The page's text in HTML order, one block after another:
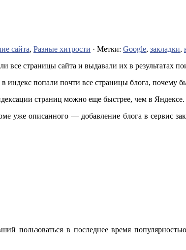
сайта, Разные хитрости · Метки: Google, закладки,
страницы сайта и выдавали их в результатах
индекс попали почти все страницы блога, почему
страниц можно еще быстрее, чем в
уже описанного — добавление блога в сервис
пользоваться в последнее время